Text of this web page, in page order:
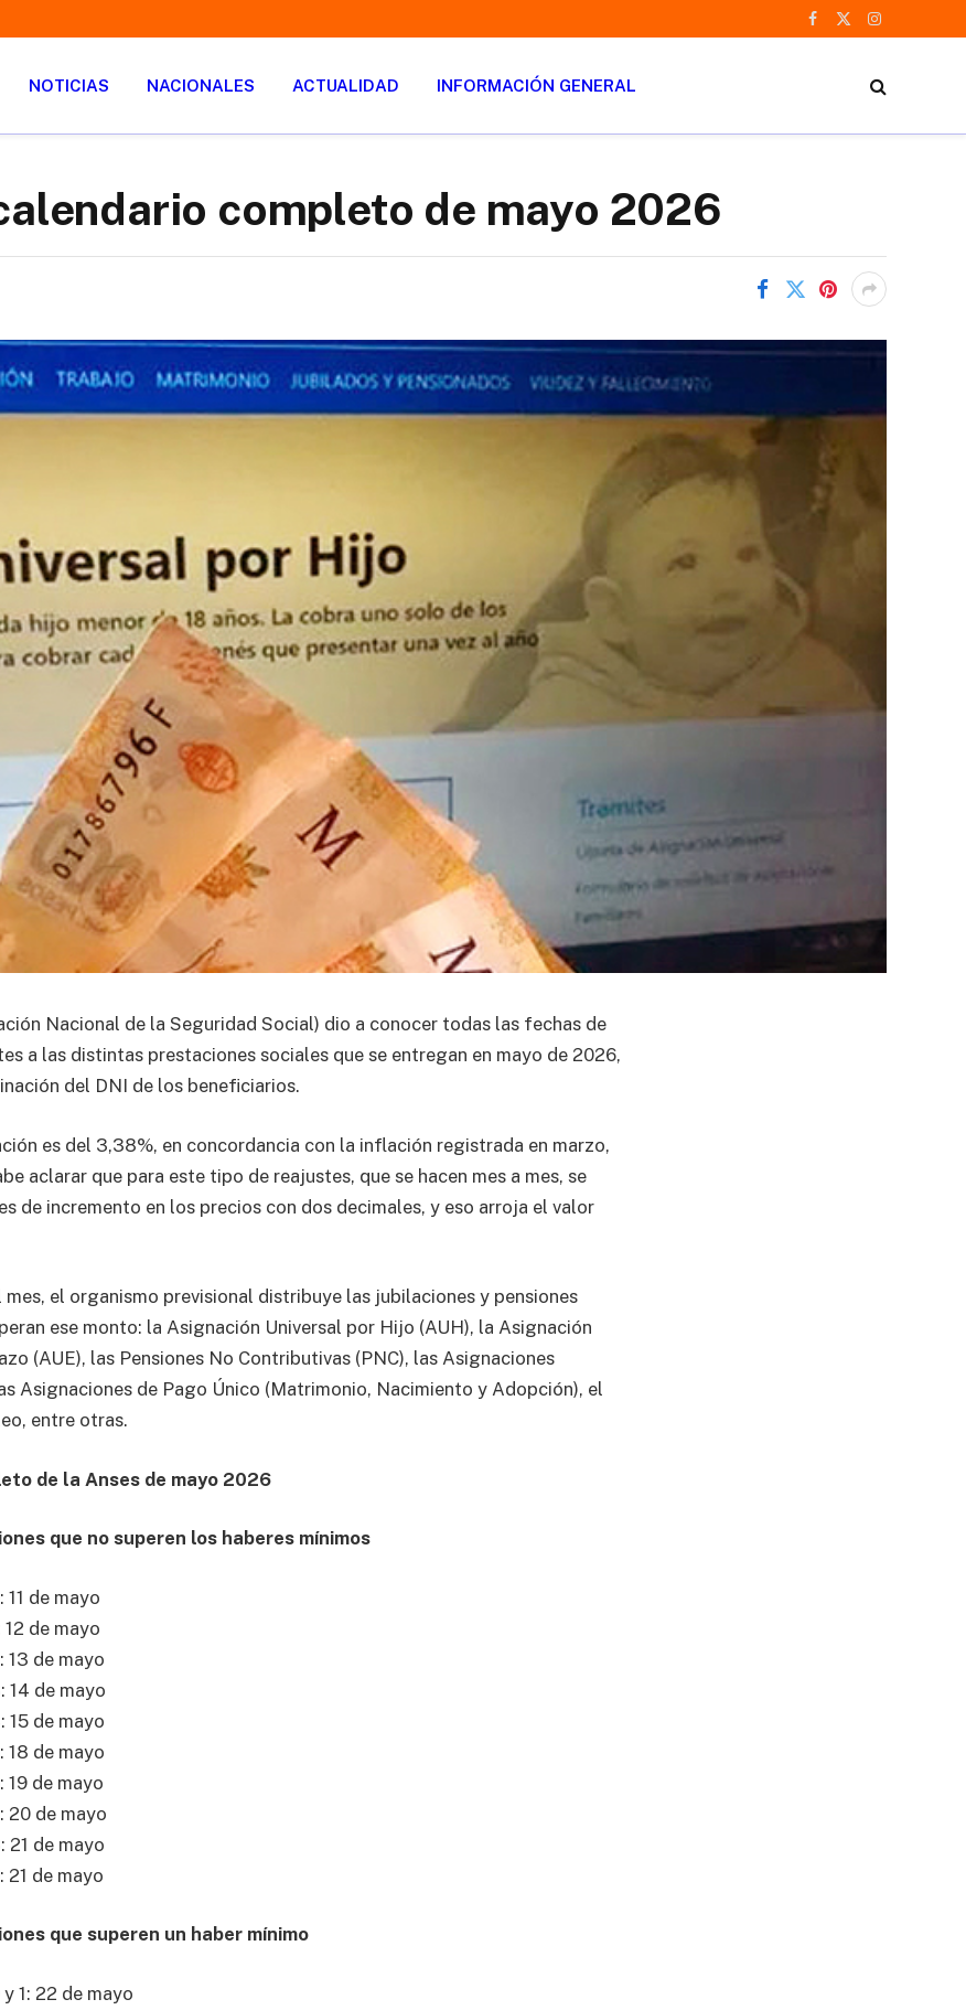
Facebook
X
Instagram
NOTICIAS NACIONALES ACTUALIDAD INFORMACIÓN GENERAL
completo de mayo 2026
Nacional de la Seguridad Social) dio a conocer todas las fechas de
a las distintas prestaciones sociales que se entregan en mayo de 2026,
del DNI de los beneficiarios.
es del 3,38%, en concordancia con la inflación registrada en marzo,
aclarar que para este tipo de reajustes, que se hacen mes a mes, se
de incremento en los precios con dos decimales, y eso arroja el valor
el organismo previsional distribuye las jubilaciones y pensiones
ese monto: la Asignación Universal por Hijo (AUH), la Asignación
(AUE), las Pensiones No Contributivas (PNC), las Asignaciones
Asignaciones de Pago Único (Matrimonio, Nacimiento y Adopción), el
entre otras.
de la Anses de mayo 2026
que no superen los haberes mínimos
de mayo
de mayo
13 de mayo
14 de mayo
15 de mayo
18 de mayo
19 de mayo
20 de mayo
21 de mayo
21 de mayo
que superen un haber mínimo
1: 22 de mayo